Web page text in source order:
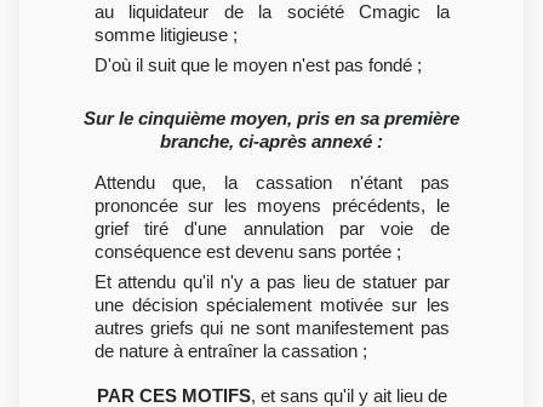
au liquidateur de la société Cmagic la
somme litigieuse ;
D'où il suit que le moyen n'est pas fondé ;
Sur le cinquième moyen, pris en sa première
branche, ci-après annexé :
Attendu que, la cassation n'étant pas
prononcée sur les moyens précédents, le
grief tiré d'une annulation par voie de
conséquence est devenu sans portée ;
Et attendu qu'il n'y a pas lieu de statuer par
une décision spécialement motivée sur les
autres griefs qui ne sont manifestement pas
de nature à entraîner la cassation ;
PAR CES MOTIFS, et sans qu'il y ait lieu de